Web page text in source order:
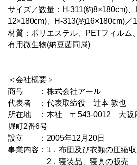
サイズ／数量：H-311(約8×180cm)
12×180cm)、H-313(約16×180cm)／
材質：ポリエステル、PETフィルム
有用微生物(納豆菌同属)
＜会社概要＞
商号 ：株式会社アール
代表者 ：代表取締役 辻本 敦也
所在地 ：本社 〒543-0012 大阪
堀町2番6号
設立 ：2005年12月20日
事業内容：1．布団及び衣類の圧縮
2．寝装品、寝具の販売